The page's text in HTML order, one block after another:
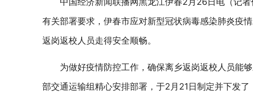
有关部署要求，伊春市应对新型冠状病毒感染肺炎疫
返岗返校人员走得安全顺畅。
为做好疫情防控工作，确保离乡返岗返校人员能
部交通运输组精心安排部署，于2月21日制定并下发